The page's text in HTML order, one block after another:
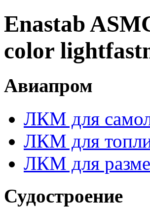
Enastab
color
Авиапром
ЛКМ для
ЛКМ для
ЛКМ для
Судостроение